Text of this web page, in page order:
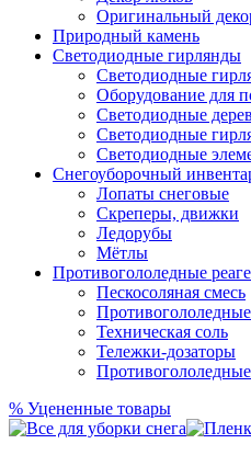
Оригинальный
Природный камень
Светодиодные гирлянды
Светодиодные
Оборудование для
Светодиодные
Светодиодные
Светодиодные
Снегоуборочный
Лопаты снеговые
Скреперы, движки
Ледорубы
Мётлы
Противогололедные
Пескосоляная смесь
Техническая соль
Тележки-дозаторы
% Уцененные товары